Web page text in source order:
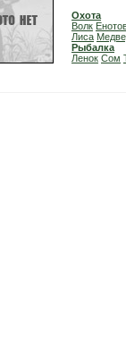
Охота
Волк
Лиса
Рыбалка
Ленок Сом